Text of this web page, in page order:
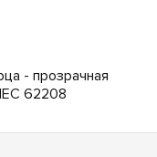
- прозрачная
62208